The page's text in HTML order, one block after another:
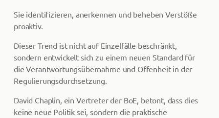
Sie identifizieren, anerkennen und beheben Verstöße
proaktiv.
Dieser Trend ist nicht auf Einzelfälle beschränkt,
sondern entwickelt sich zu einem neuen Standard für
die Verantwortungsübernahme und Offenheit in der
Regulierungsdurchsetzung.
David Chaplin, ein Vertreter der BoE, betont, dass dies
keine neue Politik sei, sondern die praktische